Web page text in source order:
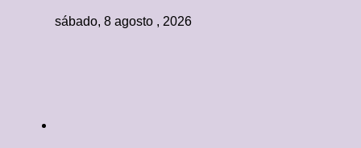
sábado, 8 agosto , 2026